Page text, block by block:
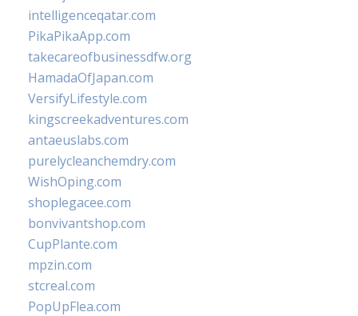
intelligenceqatar.com
PikaPikaApp.com
takecareofbusinessdfw.org
HamadaOfJapan.com
VersifyLifestyle.com
kingscreekadventures.com
antaeuslabs.com
purelycleanchemdry.com
WishOping.com
shoplegacee.com
bonvivantshop.com
CupPlante.com
mpzin.com
stcreal.com
PopUpFlea.com